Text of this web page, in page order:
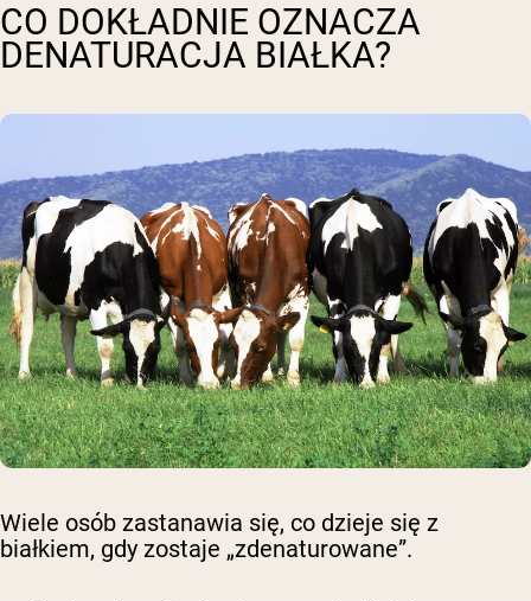
CO DOKŁADNIE OZNACZA
DENATURACJA BIAŁKA?
Wiele osób zastanawia się, co dzieje się z
białkiem, gdy zostaje „zdenaturowane”.